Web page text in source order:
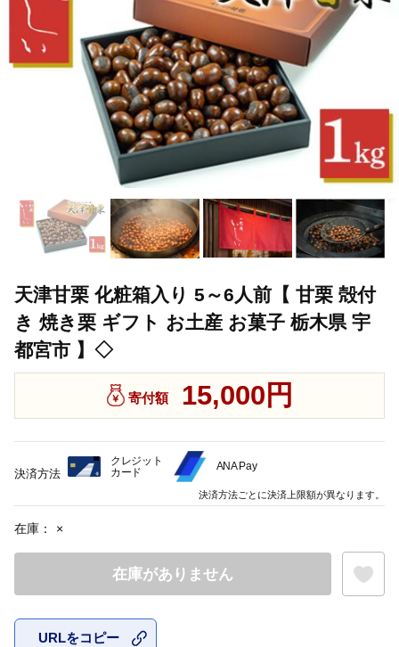
天津甘栗 化粧箱入り 5～6人前【 甘栗 殻付
き 焼き栗 ギフト お土産 お菓子 栃木県 宇
都宮市 】◇
寄付額 15,000円
在庫： ×
在庫がありません
URLをコピー
決済方法
クレジット
カード
ANA Pay
決済方法ごとに決済上限額が異なります。